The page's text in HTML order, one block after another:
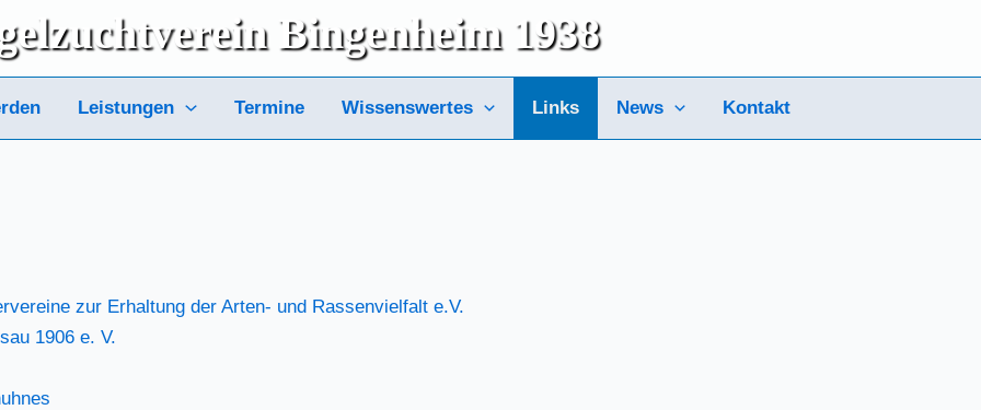
Bingenheim 1938
Leistungen Termine Wissenswertes Links News Kontakt
zur Erhal­tung der Arten- und Ras­sen­viel­falt e.V.
1906 e. V.